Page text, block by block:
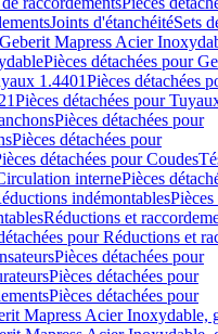
Joints d'étanchéitéSets
Geberit Mapress Acier
Pièces détachées pour
1.4401Pièces détachées
Pièces détachées pour
Pièces détachées pour
Pièces détachées pour
détachées pour Coudes
internePièces
indémontables
Réductions et
pour Réductions et
Pièces détachées pour
Pièces détachées pour
Pièces détachées pour
Mapress Acier Inoxydable,